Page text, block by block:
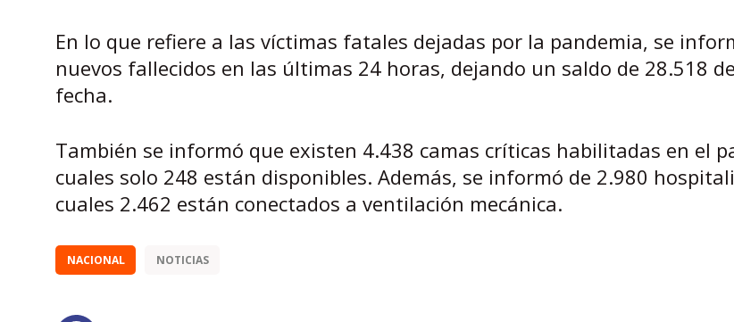
En lo que refiere a las víctimas fatales dejadas por la pandemia, se
nuevos fallecidos en las últimas 24 horas, dejando un saldo de 28.518
fecha.
También se informó que existen 4.438 camas críticas habilitadas en el
cuales solo 248 están disponibles. Además, se informó de 2.980
cuales 2.462 están conectados a ventilación mecánica.
NACIONAL NOTICIAS